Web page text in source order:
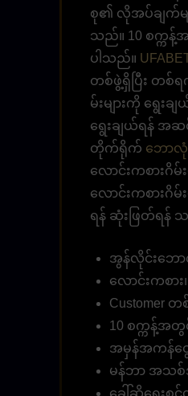
စု၏ လိုအပ်ချက်မျ
သည်။ 10 စက္က
ပါသည်။
တစ်ဖွဲ့ရှိပြီး တစ်ရ
မ်းများကို ရွေး
ရွေးချယ်ရန် အဆင်
တိုက်ရိုက် ဘော
လောင်းကစားဂိ
လောင်းကစားဂိ
ရန် ဆုံးဖြတ်ရန်
အွန်လိုင်းဘော
လောင်းကစား
Customer
10 စက္ကန့်အတွ
အမှန်အကန်ငွေပ
မန်ဘာ အသစ်